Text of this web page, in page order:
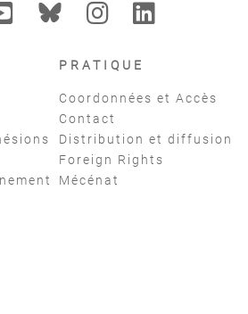
PRATIQUE
Coordonnées et Accès
Contact
Distribution et diffusion
Foreign Rights
Mécénat